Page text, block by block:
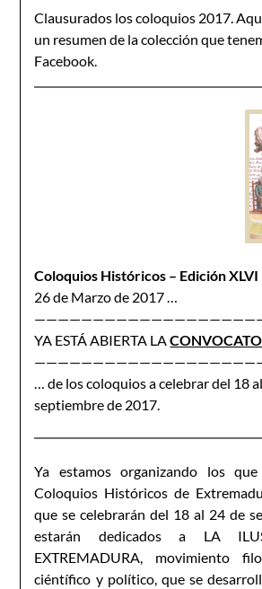
Clausurados los coloquios 2017.
un resumen de la colección que
Facebook.
Coloquios Históricos – Edición XLVI
26 de Marzo de 2017 …
YA ESTÁ ABIERTA LA
… de los coloquios a celebrar del 18
septiembre de 2017.
Ya estamos organizando los
Coloquios Históricos de
que se celebrarán del 18 al 24 de
estarán dedicados a LA
EXTREMADURA, movimiento
ciéntífico y político, que se